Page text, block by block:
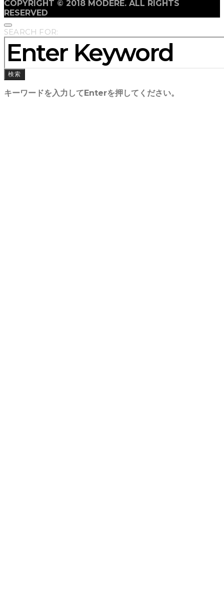
COPYRIGHT © 2018 MODERE. ALL RIGHTS
RESERVED
SEARCH FOR:
検索
キーワードを入力してEnterを押してください。